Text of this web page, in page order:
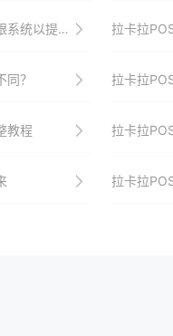
领支付行业创新发展 拉卡拉
？ 拉卡拉
教程 拉卡拉
拉卡拉